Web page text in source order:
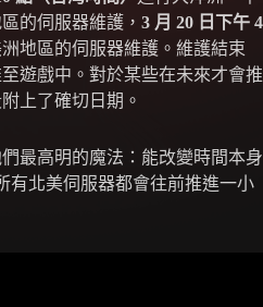
的伺服器維護， 3 月 20 日下午 4
地區的伺服器維護。維護結束
遊戲中。對於某些在未來才會推
上了確切日期。
最高明的魔法：能改變時間本身
有北美伺服器都會往前推進一小